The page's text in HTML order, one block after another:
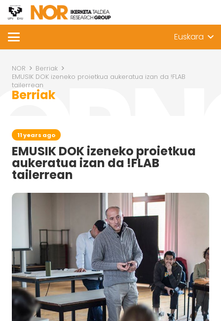
Euskara
NOR
Berriak
EMUSIK DOK izeneko proietkua aukeratua izan da !FLAB
tailerrean
Berriak
11 years ago
EMUSIK DOK izeneko proietkua
aukeratua izan da !FLAB
tailerrean